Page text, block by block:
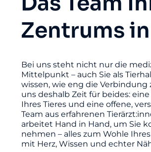
Zentrums
Bei uns steht nicht nur die
Mittelpunkt – auch Sie als
wissen, wie eng die
uns deshalb Zeit für beides:
Ihres Tieres und eine offene,
Team aus erfahrenen
arbeitet Hand in Hand, um Sie
nehmen – alles zum Wohle
mit Herz, Wissen und echter